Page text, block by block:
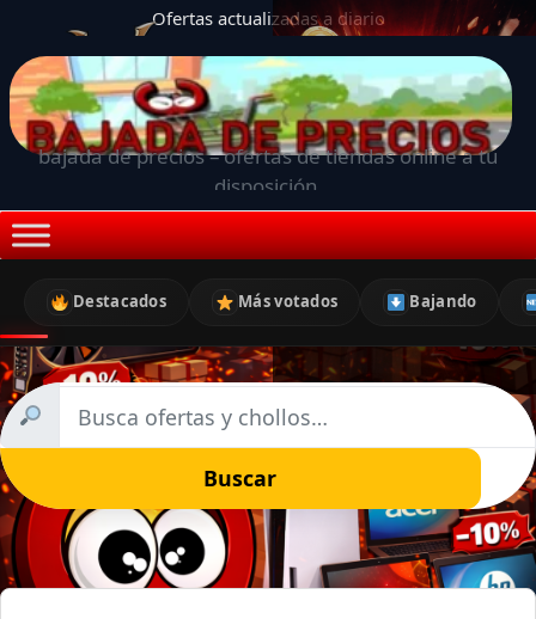
Ofertas actualizadas a diario
bajada de precios – ofertas de tiendas online a tu
disposición.
Destacados Más votados Bajando
Buscar